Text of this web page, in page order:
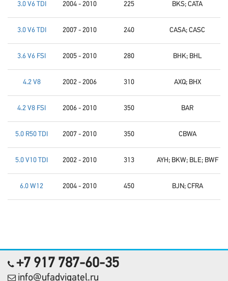
3.0 V6 TDI 2004 - 2010 225 BKS; CATA
3.0 V6 TDI 2007 - 2010 240 CASA; CASC
3.6 V6 FSI 2005 - 2010 280 BHK; BHL
4.2 V8 2002 - 2006 310 AXQ; BHX
4.2 V8 FSI 2006 - 2010 350 BAR
5.0 R50 TDI 2007 - 2010 350 CBWA
5.0 V10 TDI 2002 - 2010 313 AYH; BKW; BLE; BWF
6.0 W12 2004 - 2010 450 BJN; CFRA
+7 917 787-60-35
info@ufadvigatel.ru